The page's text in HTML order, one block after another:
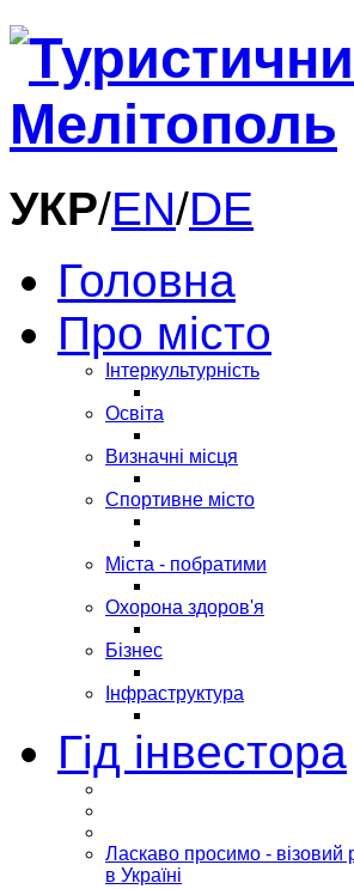
УКР/EN/DE
Головна
Про місто
Інтеркультурність
Освіта
Визначні місця
Спортивне місто
Міста - побратими
Охорона здоров'я
Бізнес
Інфраструктура
Гід інвестора
Ласкаво просимо - візовий
в Україні